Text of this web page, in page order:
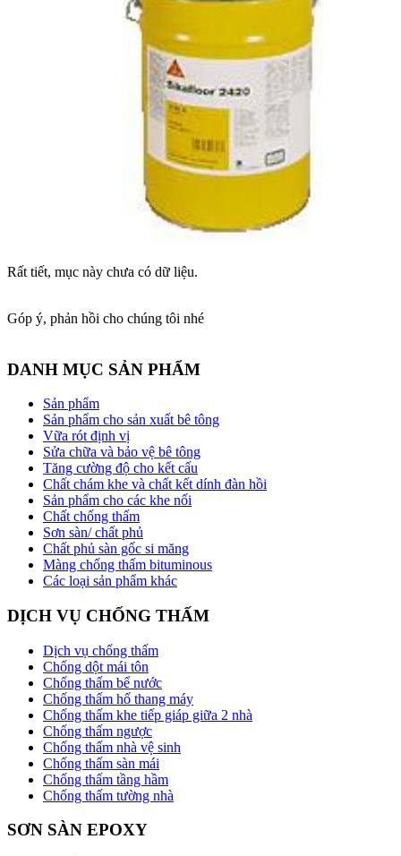
Rất tiết, mục này chưa có dữ liệu.
Góp ý, phản hồi cho chúng tôi nhé
DANH MỤC SẢN PHẨM
Sản phẩm
Sản phẩm cho sản xuất bê tông
Vữa rót định vị
Sửa chữa và bảo vệ bê tông
Tăng cường độ cho kết cấu
Chất chám khe và chất kết dính đàn hồi
Sản phẩm cho các khe nối
Chất chống thấm
Sơn sàn/ chất phủ
Chất phủ sàn gốc si măng
Màng chống thấm bituminous
Các loại sản phẩm khác
DỊCH VỤ CHỐNG THẤM
Dịch vụ chống thấm
Chống dột mái tôn
Chống thấm bể nước
Chống thấm hố thang máy
Chống thấm khe tiếp giáp giữa 2 nhà
Chống thấm ngược
Chống thấm nhà vệ sinh
Chống thấm sàn mái
Chống thấm tầng hầm
Chống thấm tường nhà
SƠN SÀN EPOXY